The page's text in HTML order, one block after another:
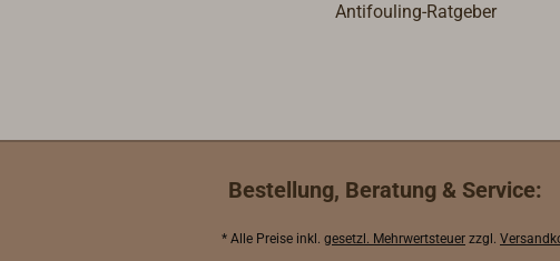
Antifouling-Ratgeber
Bestellung, Beratung & Service:
* Alle Preise inkl. gesetzl. Mehrwertsteuer zzgl.